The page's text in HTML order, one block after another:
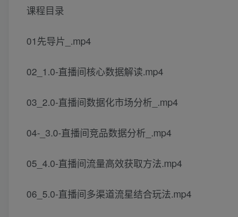
课程目录
01先导片_.mp4
02_1.0-直播间核心数据解读.mp4
03_2.0-直播间数据化市场分析_.mp4
04-_3.0-直播间竞品数据分析_.mp4
05_4.0-直播间流量高效获取方法.mp4
06_5.0-直播间多渠道流星结合玩法.mp4